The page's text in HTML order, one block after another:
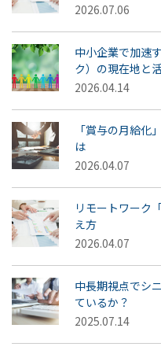
2026.07.06
中小企業で加速
ク）の現在地と
2026.04.14
「賞与の月給化
は
2026.04.07
リモートワーク
え方
2026.04.07
中長期視点でシ
ているか？
2025.07.14